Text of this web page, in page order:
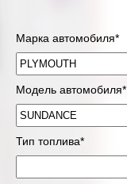
Марка автомобиля*
Модель автомобиля*
Тип топлива*